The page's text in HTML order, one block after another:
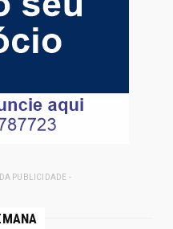
PUBLICIDADE -